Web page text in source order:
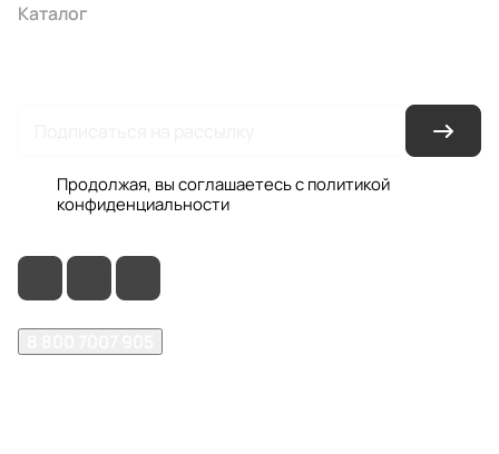
Каталог
Продолжая, вы соглашаетесь с политикой
конфиденциальности